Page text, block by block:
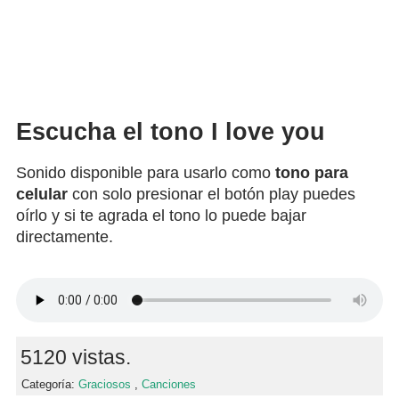
Escucha el tono I love you
Sonido disponible para usarlo como tono para
celular con solo presionar el botón play puedes
oírlo y si te agrada el tono lo puede bajar
directamente.
5120 vistas.
Categoría: Graciosos , Canciones